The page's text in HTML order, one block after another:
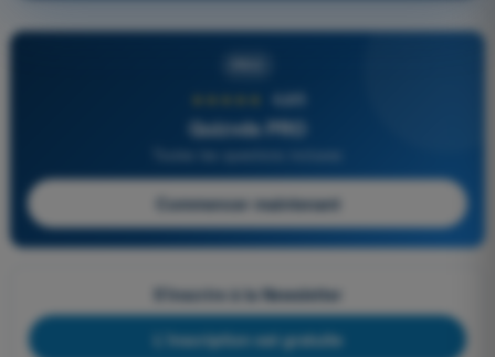
4,6/5
Quizvds PRO
Commencer maintenant
S'inscrire à la Newsletter
L'inscription est gratuite